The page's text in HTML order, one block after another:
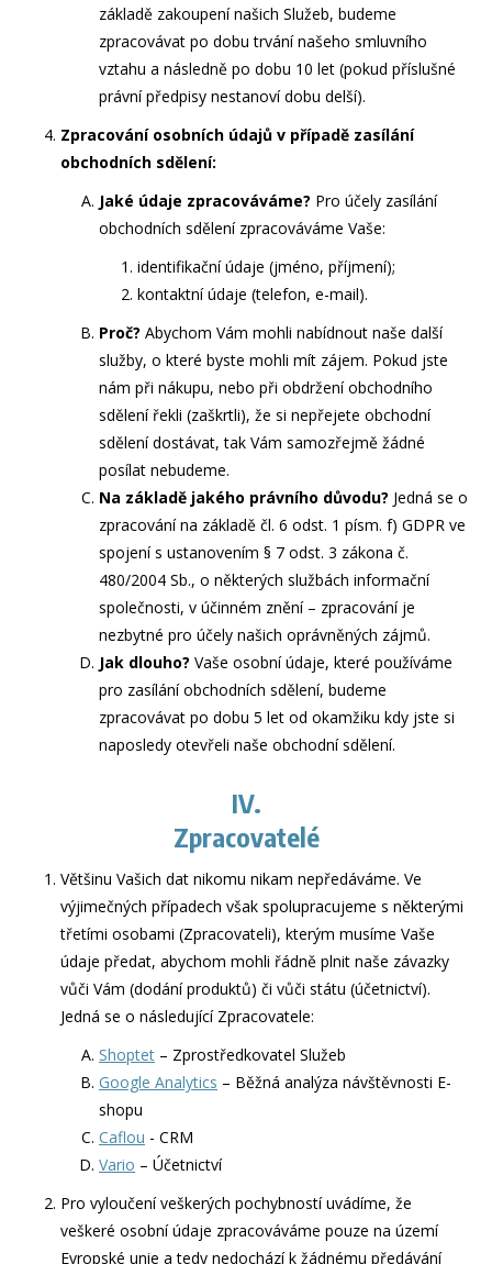
základě zakoupení našich Služeb, budeme
zpracovávat po dobu trvání našeho smluvního
vztahu a následně po dobu 10 let (pokud příslušné
právní předpisy nestanoví dobu delší).
Zpracování osobních údajů v případě zasílání
obchodních sdělení:
Jaké údaje zpracováváme? Pro účely zasílání
obchodních sdělení zpracováváme Vaše:
identifikační údaje (jméno, příjmení);
kontaktní údaje (telefon, e-mail).
Proč? Abychom Vám mohli nabídnout naše další
služby, o které byste mohli mít zájem. Pokud jste
nám při nákupu, nebo při obdržení obchodního
sdělení řekli (zaškrtli), že si nepřejete obchodní
sdělení dostávat, tak Vám samozřejmě žádné
posílat nebudeme.
Na základě jakého právního důvodu? Jedná se o
zpracování na základě čl. 6 odst. 1 písm. f) GDPR ve
spojení s ustanovením § 7 odst. 3 zákona č.
480/2004 Sb., o některých službách informační
společnosti, v účinném znění – zpracování je
nezbytné pro účely našich oprávněných zájmů.
Jak dlouho? Vaše osobní údaje, které používáme
pro zasílání obchodních sdělení, budeme
zpracovávat po dobu 5 let od okamžiku kdy jste si
naposledy otevřeli naše obchodní sdělení.
IV.
Zpracovatelé
Většinu Vašich dat nikomu nikam nepředáváme. Ve
výjimečných případech však spolupracujeme s některými
třetími osobami (Zpracovateli), kterým musíme Vaše
údaje předat, abychom mohli řádně plnit naše závazky
vůči Vám (dodání produktů) či vůči státu (účetnictví).
Jedná se o následující Zpracovatele:
Shoptet – Zprostředkovatel Služeb
Google Analytics – Běžná analýza návštěvnosti E-
shopu
Caflou - CRM
Vario – Účetnictví
Pro vyloučení veškerých pochybností uvádíme, že
veškeré osobní údaje zpracováváme pouze na území
Evropské unie a tedy nedochází k žádnému předávání